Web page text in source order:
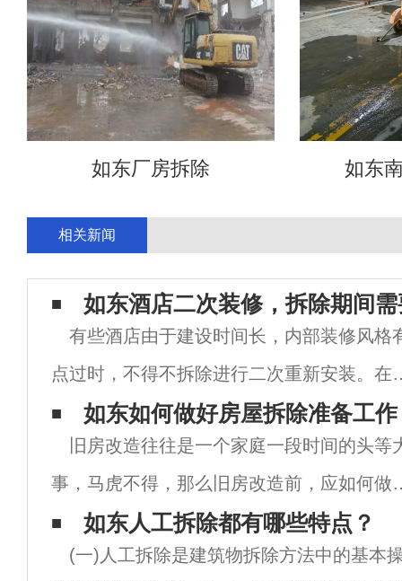
如东厂房拆除 如东
相关新闻
如东酒店二次装修，拆除期间
有些酒店由于建设时间长，内部装修风格
点过时，不得不拆除进行二次重新安装。在
店拆除和重新安装之前，整个拆除过程也很
别。对于南京更专业的酒店拆迁公司，可以
好地控制拆迁与重新安装的联系，为用户节
更
如东如何做好房屋拆除准备工
旧房改造往往是一个家庭一段时间的头等
事，马虎不得，那么旧房改造前，应如何做
屋拆除准备工作呢？南京房屋拆除公司就带
伙儿讨论一下旧房改造拆除建筑施工前的准
如东人工拆除都有哪些特点？
(一)人工拆除是建筑物拆除方法中的基本